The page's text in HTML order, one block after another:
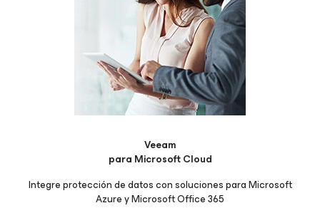
Veeam
para Microsoft Cloud
Integre protección de datos con soluciones para Microsoft
Azure y Microsoft Office 365